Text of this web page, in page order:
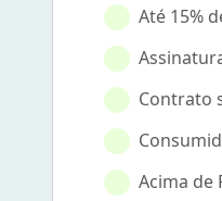
Até 15%
Contrato
Acima de